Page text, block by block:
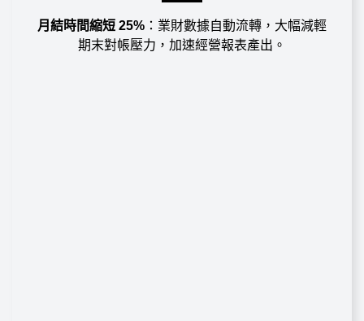
月結時間縮短 25% ：業財數據自動流轉，大幅減輕
期末對帳壓力，加速經營報表產出。